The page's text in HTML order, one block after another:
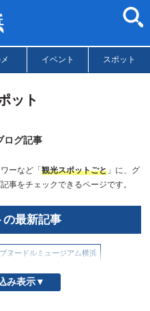
イベント スポット
ット
ログ記事
ーなど「観光スポットごと 」に、グ
事をチェックできるページです。
の最新記事
ヌードルミュージアム横浜
パシフィコ横浜
み表示▼